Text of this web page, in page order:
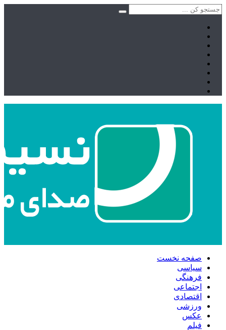
صفحه نخست
سیاسی
فرهنگی
اجتماعی
اقتصادی
ورزشی
عکس
فیلم